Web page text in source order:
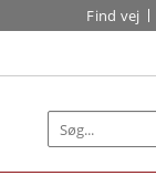
Find vej